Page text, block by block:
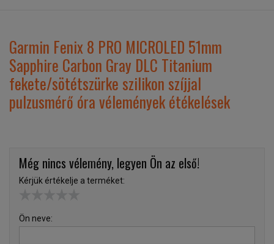
Garmin Fenix 8 PRO MICROLED 51mm
Sapphire Carbon Gray DLC Titanium
fekete/sötétszürke szilikon szíjjal
pulzusmérő óra vélemények étékelések
Még nincs vélemény, legyen Ön az első!
Kérjük értékelje a terméket:
Ön neve: